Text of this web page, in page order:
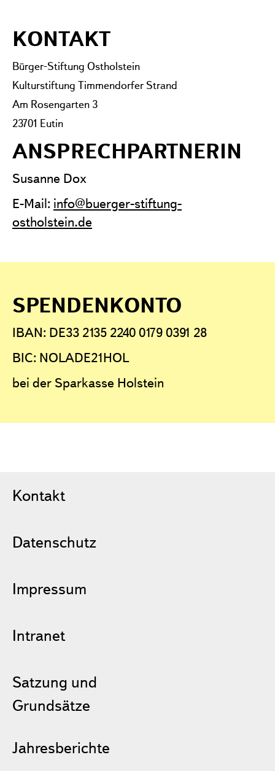
KONTAKT
Bürger-Stiftung Ostholstein
Kulturstiftung Timmendorfer Strand
Am Rosengarten 3
23701 Eutin
ANSPRECHPARTNERIN
Susanne Dox
E-Mail: info@buerger-stiftung-
ostholstein.de
SPENDENKONTO
IBAN: DE33 2135 2240 0179 0391 28
BIC: NOLADE21HOL
bei der Sparkasse Holstein
Kontakt
Datenschutz
Impressum
Intranet
Satzung und
Grundsätze
Jahresberichte